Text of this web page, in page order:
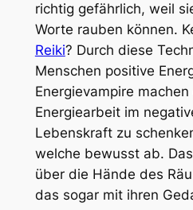
richtig gefährlich, weil
Worte rauben können.
Reiki? Durch diese
Menschen positive
Energievampire
Energiearbeit im
Lebenskraft zu
welche bewusst ab.
über die Hände des
das sogar mit ihren